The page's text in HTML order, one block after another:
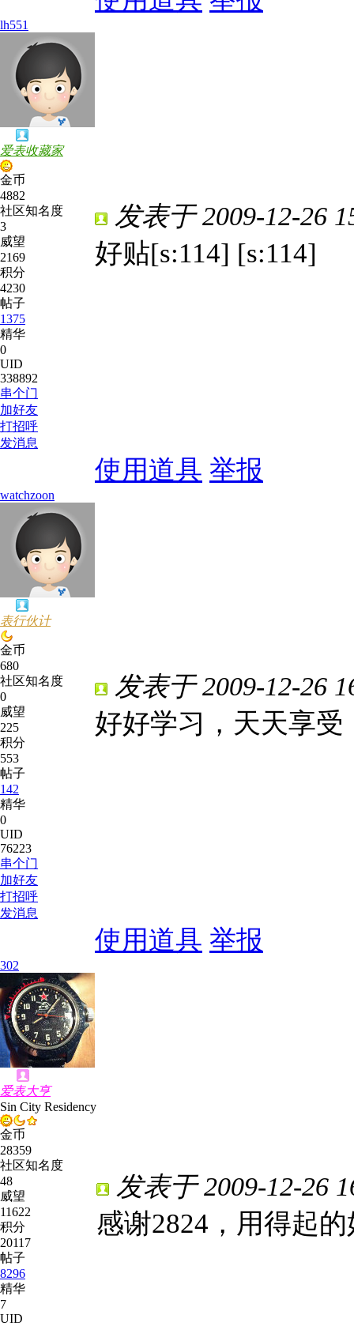
lh551
爱表收藏家
金币
4882
社区知名度
3
威望
2169
积分
4230
帖子
1375
精华
0
UID
338892
串个门
加好友
打招呼
发消息
发表于 2009-12-26
好贴[s:114] [s:114]
使用道具 举报
watchzoon
表行伙计
金币
680
社区知名度
0
威望
225
积分
553
帖子
142
精华
0
UID
76223
串个门
加好友
打招呼
发消息
发表于 2009-12-26
好好学习，天天享受
使用道具 举报
302
爱表大亨
Sin City Residency
金币
28359
社区知名度
48
威望
11622
积分
20117
帖子
8296
精华
7
UID
发表于 2009-12-26
感谢2824，用得起